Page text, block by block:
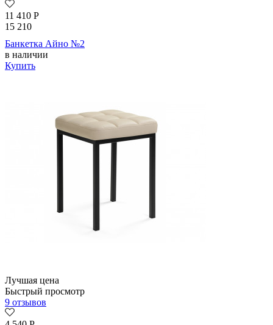
11 410 Р
15 210
Банкетка Айно №2
в наличии
Купить
Лучшая цена
Быстрый просмотр
9 отзывов